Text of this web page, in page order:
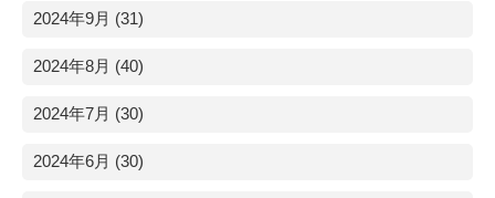
2024年9月 (31)
2024年8月 (40)
2024年7月 (30)
2024年6月 (30)